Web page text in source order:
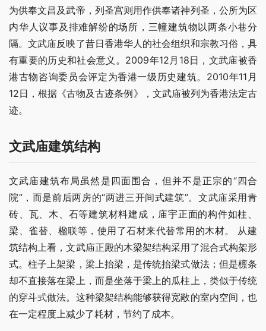
为供奉文昌及武帝，列圣宫则用作供奉诸神列圣，公所为区
内华人议事及排难解纷的场所，三幢建筑物以两条小巷分
隔。文武庙反映了昔日香港华人的社会组织和宗教习俗，具
有重要的历史和社会意义。2009年12月18日，文武庙被香
港古物咨询委员会评定为香港一级历史建筑。2010年11月
12日，根据《古物及古迹条例》，文武庙被列为香港法定古
迹。
文武庙建筑结构
文武庙建筑布局虽然是四面围合，但并不是正宗的“四合
院”，而是前后两房的“两进三开间式建筑”。文武庙采用青
砖、瓦、木、石等建筑材料建成，庙宇正面的构件如柱、
梁、雀替、楹联等，使用了石材来代替常用的木材。 从建
筑结构上看，文武庙正殿的木梁架结构采用了混合式构架形
式。柱子上架梁，梁上抬梁，是传统抬梁式做法；但是檩条
却不直接落在梁上，而是坐落于梁上的瓜柱上，类似于传统
的穿斗式做法。这种梁架结构能够获得宽敞的室内空间，也
在一定程度上减少了耗材，节约了成本。